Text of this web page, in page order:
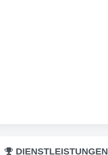
DIENSTLEISTUNGEN